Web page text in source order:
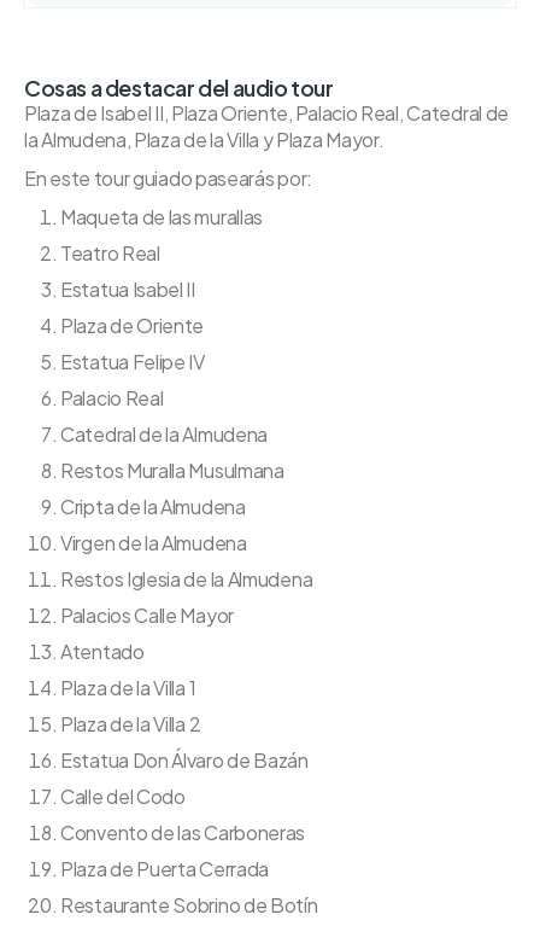
Cosas a destacar del audio tour
Plaza de Isabel II, Plaza Oriente, Palacio Real, Catedral de
la Almudena, Plaza de la Villa y Plaza Mayor.
En este tour guiado pasearás por:
Maqueta de las murallas
Teatro Real
Estatua Isabel II
Plaza de Oriente
Estatua Felipe IV
Palacio Real
Catedral de la Almudena
Restos Muralla Musulmana
Cripta de la Almudena
Virgen de la Almudena
Restos Iglesia de la Almudena
Palacios Calle Mayor
Atentado
Plaza de la Villa 1
Plaza de la Villa 2
Estatua Don Álvaro de Bazán
Calle del Codo
Convento de las Carboneras
Plaza de Puerta Cerrada
Restaurante Sobrino de Botín